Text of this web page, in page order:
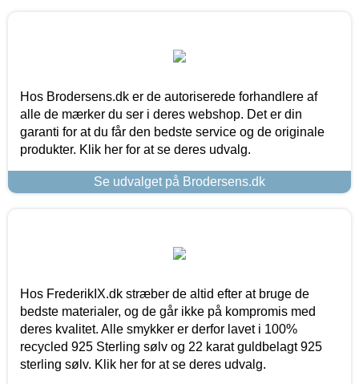
Hos Brodersens.dk er de autoriserede forhandlere af
alle de mærker du ser i deres webshop. Det er din
garanti for at du får den bedste service og de originale
produkter. Klik her for at se deres udvalg.
Se udvalget på Brodersens.dk
Hos FrederikIX.dk stræber de altid efter at bruge de
bedste materialer, og de går ikke på kompromis med
deres kvalitet. Alle smykker er derfor lavet i 100%
recycled 925 Sterling sølv og 22 karat guldbelagt 925
sterling sølv. Klik her for at se deres udvalg.